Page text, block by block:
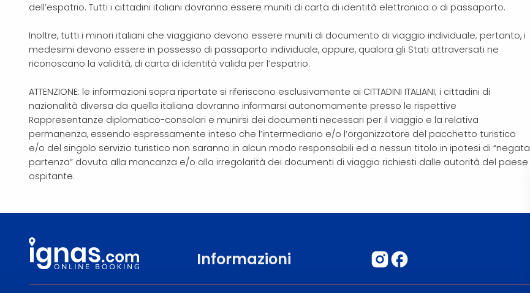
dell’espatrio. Tutti i cittadini italiani dovranno essere muniti di carta di identità elettronica o di passaporto.
Inoltre, tutti i minori italiani che viaggiano devono essere muniti di documento di viaggio individuale; pertanto, i
medesimi devono essere in possesso di passaporto individuale, oppure, qualora gli Stati attraversati ne
riconoscano la validità, di carta di identità valida per l’espatrio.
ATTENZIONE: le informazioni sopra riportate si riferiscono esclusivamente ai CITTADINI ITALIANI; i cittadini di
nazionalità diversa da quella italiana dovranno informarsi autonomamente presso le rispettive
Rappresentanze diplomatico-consolari e munirsi dei documenti necessari per il viaggio e la relativa
permanenza, essendo espressamente inteso che l’intermediario e/o l’organizzatore del pacchetto turistico
e/o del singolo servizio turistico non saranno in alcun modo responsabili ed a nessun titolo in ipotesi di “negata
partenza” dovuta alla mancanza e/o alla irregolarità dei documenti di viaggio richiesti dalle autorità del paese
ospitante.
Informazioni